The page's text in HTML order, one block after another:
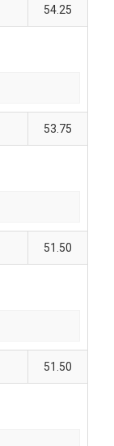
54.25
53.75
51.50
51.50